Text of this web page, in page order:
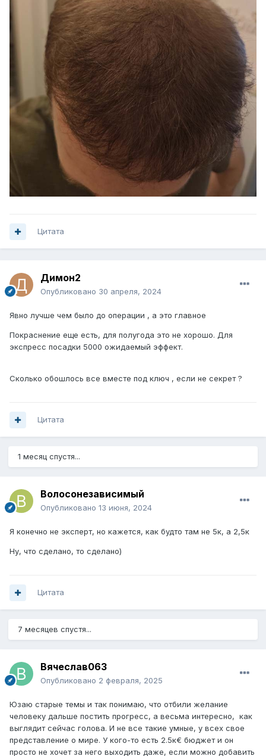
Цитата
Димон2
Опубликовано 30 апреля, 2024
Явно лучше чем было до операции , а это главное
Покраснение еще есть, для полугода это не хорошо. Для
экспресс посадки 5000 ожидаемый эффект.
Сколько обошлось все вместе под ключ , если не секрет ?
Цитата
1 месяц спустя...
Волосонезависимый
Опубликовано 13 июня, 2024
Я конечно не эксперт, но кажется, как будто там не 5к, а 2,5к
Ну, что сделано, то сделано)
Цитата
7 месяцев спустя...
Вячеслав063
Опубликовано 2 февраля, 2025
Юзаю старые темы и так понимаю, что отбили желание
человеку дальше постить прогресс, а весьма интересно, как
выглядит сейчас голова. И не все такие умные, у всех свое
представление о мире. У кого-то есть 2.5к€ бюджет и он
просто не хочет за него выходить даже, если можно добавить